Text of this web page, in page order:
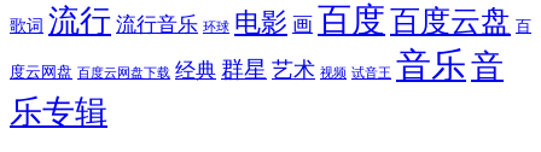
歌词 流行 流行音乐 环球 电影 画 百度百度云盘 百
度云网盘 百度云网盘下载 经典 群星 艺术 视频 试音王 音乐音
乐专辑